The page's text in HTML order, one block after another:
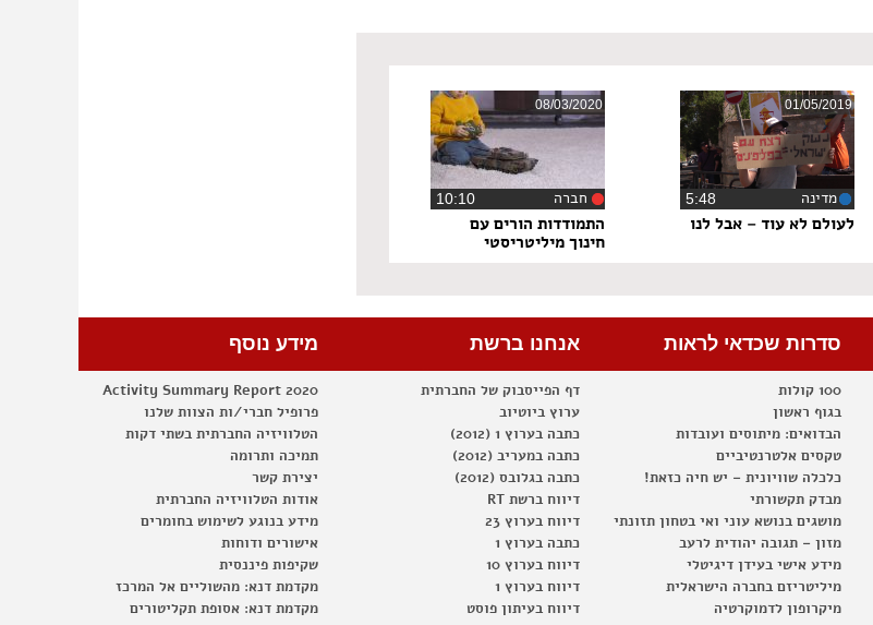
01/05/2019
מדינה
לעולם לא עוד – אבל לנו
08/03/2020
חברה
התמודדות הורים עם
חינוך מיליטריסטי
סדרות שכדאי לראות
100 קולות
בגוף ראשון
הבדואים: מיתוסים ועובדות
טקסים אלטרנטיביים
כלכלה שוויונית – יש חיה כזאת!
מבדק תקשורתי
מושגים בנושא עוני ואי בטחון תזונתי
מזון – תגובה יהודית לרעב
מידע אישי בעידן דיגיטלי
מיליטריזם בחברה הישראלית
מיקרופון לדמוקרטיה
אנחנו ברשת
דף הפייסבוק של החברתית
ערוץ ביוטיוב
כתבה בערוץ 1 (2012)
כתבה במעריב (2012)
כתבה בגלובס (2012)
דיווח ברשת RT
דיווח בערוץ 23
כתבה בערוץ 1
דיווח בערוץ 10
דיווח בערוץ 1
דיווח בעיתון פוסט
מידע נוסף
Activity Summary Report 2020
פרופיל חברי/ות הצוות שלנו
הטלוויזיה החברתית בשתי דקות
תמיכה ותרומה
יצירת קשר
אודות הטלוויזיה החברתית
מידע בנוגע לשימוש בחומרים
אישורים ודוחות
שקיפות פיננסית
מקדמת דנא: מהשוליים אל המרכז
מקדמת דנא: אסופת תקליטורים